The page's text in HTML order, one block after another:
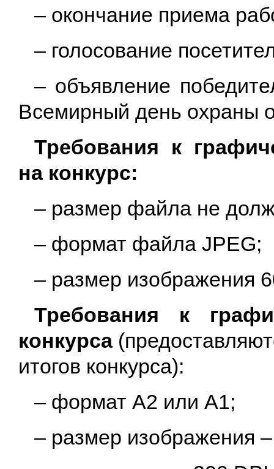
– окончание приема
– голосование
– объявление
Всемирный день охраны
Требования к
на конкурс:
– размер файла не
– формат файла JPEG;
– размер изображения
Требования к
конкурса
итогов конкурса):
– формат А2 или А1;
– размер изображения